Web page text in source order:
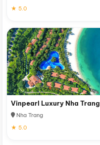
★ 5.0
Vinpearl Luxury Nha Trang
Nha Trang
★ 5.0